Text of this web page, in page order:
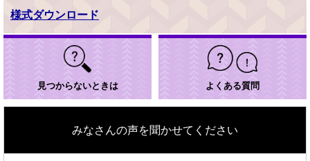
様式ダウンロード
見つからないときは よくある質問
みなさんの声を聞かせてください